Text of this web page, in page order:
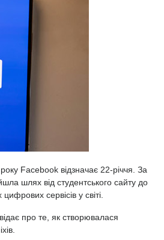
Facebook відзначає 22-річчя. За
шлях від студентського сайту до
сервісів у світі.
про те, як створювалася